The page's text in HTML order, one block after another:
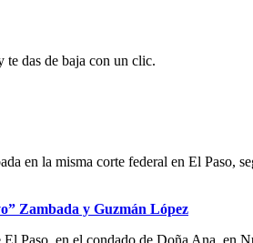
das de baja con un clic.
en la misma corte federal en El Paso,
Zambada y Guzmán López